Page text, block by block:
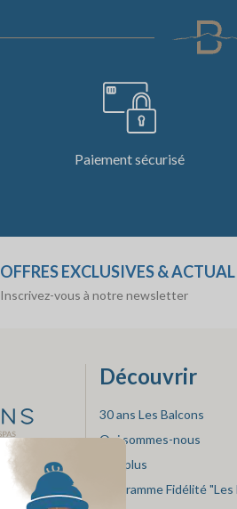
Paiement sécurisé
OFFRES EXCLUSIVES &
Inscrivez-vous à notre newsletter
Découvrir
30 ans Les Balcons
Qui sommes-nous
Nos plus
Programme Fidélité